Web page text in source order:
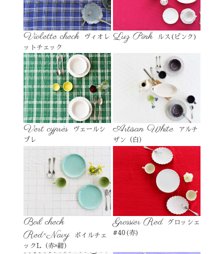
Violette check
ヴィオレ
ットチェック
Luz Pink ルス(ピンク)
Vert cyprès
ヴェールシ
プレ
Artisan White
アルチ
ザン（白）
Boil check
Red×Navy
ボイルチェ
ックL（赤×紺）
Grossier Red
グロッシェ
#40(赤)